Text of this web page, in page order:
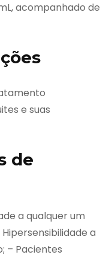
acompanhado de
e suas
de
a qualquer um
a
– Pacientes